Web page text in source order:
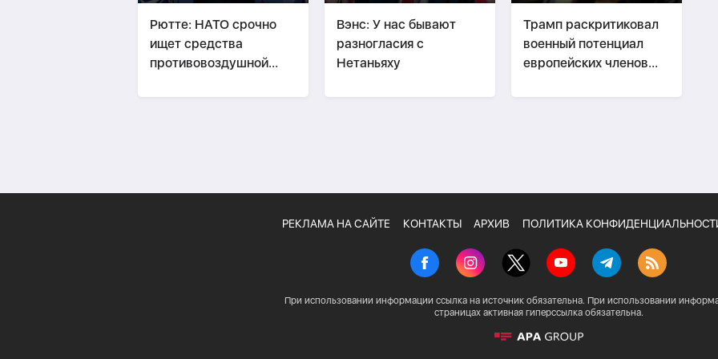
Рютте: НАТО срочно
ищет средства
противовоздушной
Вэнс: У нас бывают
разногласия с
Нетаньяху
Трамп раскритиковал
военный потенциал
европейских членов
РЕКЛАМА НА САЙТЕ КОНТАКТЫ АРХИВ ПОЛИТИКА
При использовании информации ссылка на источник обязательна. При использовании
страницах активная гиперссылка обязательна.